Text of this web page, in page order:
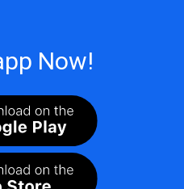
Now!